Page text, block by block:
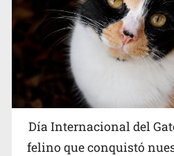
Día Internacional del
felino que conquistó